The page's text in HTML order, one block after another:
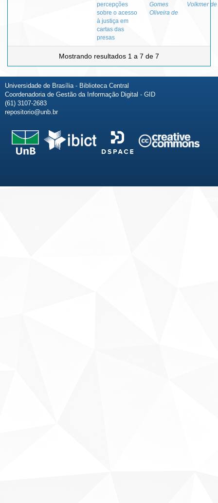
percepções
sobre o acesso
à justiça em
cartas das
presas
Gomes
Oliveira de
Volkmer de
Mostrando resultados 1 a 7 de 7
Universidade de Brasília - Biblioteca Central
Coordenadoria de Gestão da Informação Digital - GID
(61) 3107-2683
repositorio@unb.br